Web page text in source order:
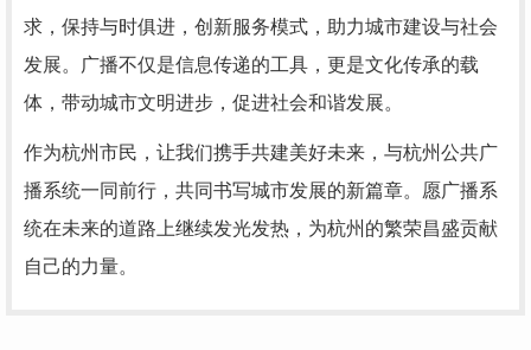
求，保持与时俱进，创新服务模式，助力城市建设与社会
发展。广播不仅是信息传递的工具，更是文化传承的载
体，带动城市文明进步，促进社会和谐发展。
作为杭州市民，让我们携手共建美好未来，与杭州公共广
播系统一同前行，共同书写城市发展的新篇章。愿广播系
统在未来的道路上继续发光发热，为杭州的繁荣昌盛贡献
自己的力量。